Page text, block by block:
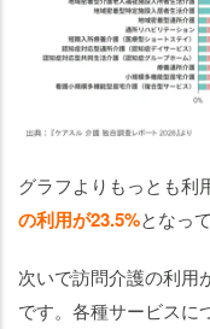
グラフよりもっとも利
の利用が23.5%となっ
次いで訪問介護の利用
です。各種サービスに